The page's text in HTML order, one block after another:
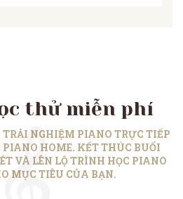
thử miễn phí
TRẢI NGHIỆM PIANO TRỰC TIẾP
HOME. KẾT THÚC BUỔI
VÀ LÊN LỘ TRÌNH HỌC PIANO
MỤC TIÊU CỦA BẠN.